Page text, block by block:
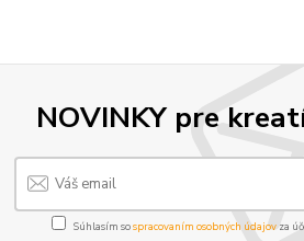
NOVINKY pre
Súhlasím sospracovaním osobných údajov za